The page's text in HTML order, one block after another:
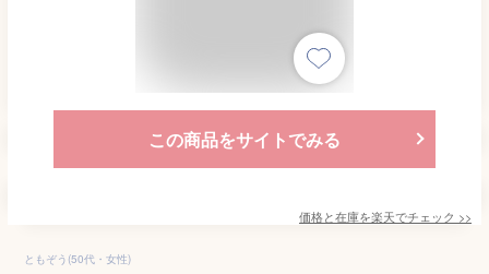
この商品をサイトでみる
価格と在庫を楽天でチェック >>
ともぞう(50代・女性)